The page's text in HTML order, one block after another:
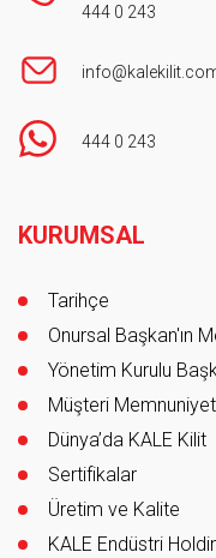
444 0 243
444 0 243
KURUMSAL
Tarihçe
Onursal Başkan'ın
Yönetim Kurulu
Müşteri
Dünya’da KALE Kilit
Sertifikalar
Üretim ve Kalite
KALE Endüstri